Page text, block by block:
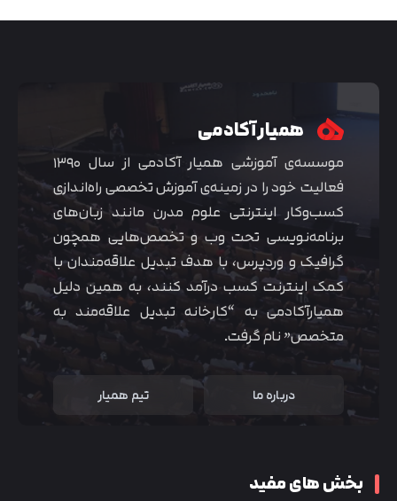
همیار آکادمی
موسسه‌ی آموزشی همیار آکادمی از سال ۱۳۹۰
فعالیت خود را در زمینه‌ی آموزش تخصصی راه‌اندازی
کسب‌و‌کار اینترنتی علوم مدرن مانند زبان‌های
برنامه‌نویسی تحت وب و تخصص‌هایی همچون
گرافیک و وردپرس، با هدف تبدیل علاقه‌مندان با
کمک اینترنت کسب درآمد کنند، به همین دلیل
همیارآکادمی به “کارخانه تبدیل علاقه‌مند به
متخصص” نام گرفت.
درباره ما تیم همیار
بخش های مفید